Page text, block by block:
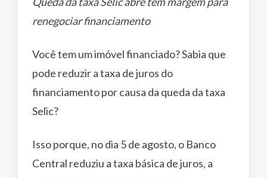
renegociar financiamento
Você tem um imóvel financiado? Sabia que
pode reduzir a taxa de juros do
financiamento por causa da queda da taxa
Selic?
Isso porque, no dia 5 de agosto, o Banco
Central reduziu a taxa básica de juros, a